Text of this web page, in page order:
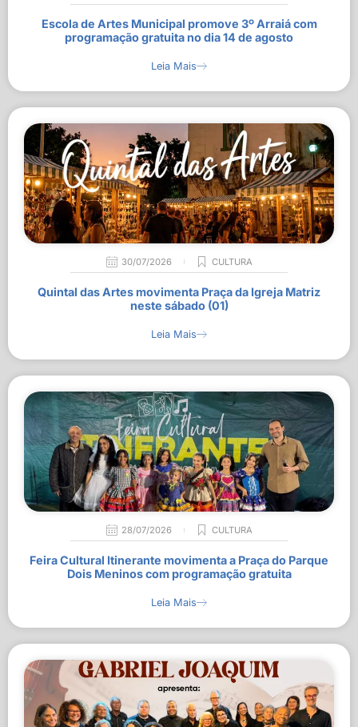
Escola de Artes Municipal promove 3º Arraiá com
programação gratuita no dia 14 de agosto
Leia Mais
30/07/2026 CULTURA
Quintal das Artes movimenta Praça da Igreja Matriz
neste sábado (01)
Leia Mais
28/07/2026 CULTURA
Feira Cultural Itinerante movimenta a Praça do Parque
Dois Meninos com programação gratuita
Leia Mais